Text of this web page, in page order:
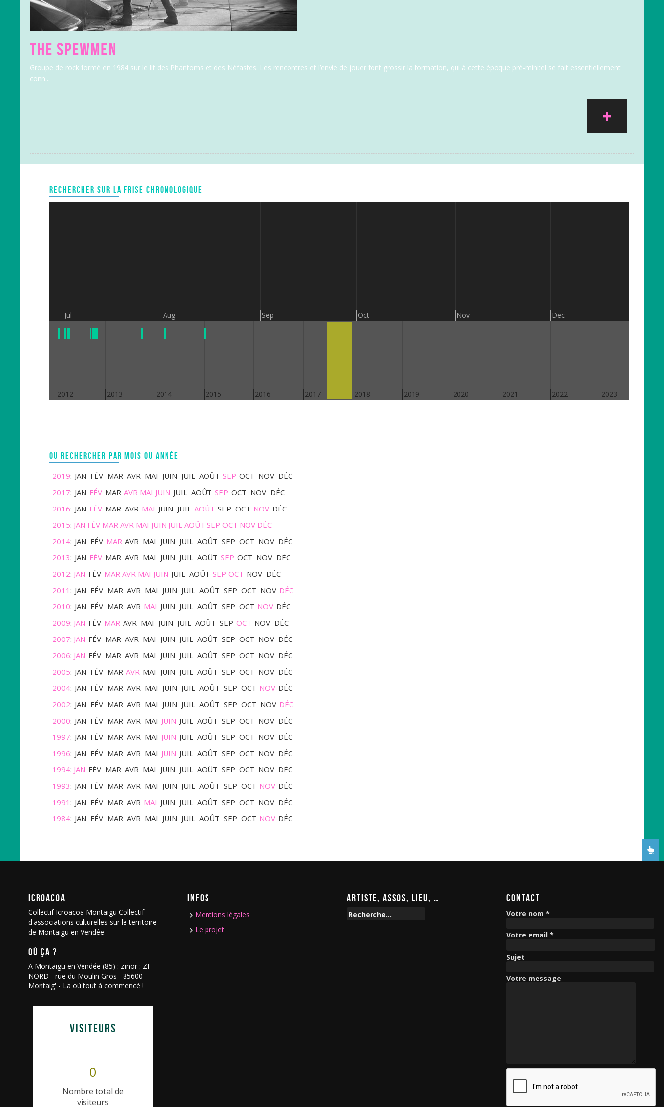
THE SPEWMEN
Groupe de rock formé en 1984 sur le lit des Phantoms et des Néfastes. Les rencontres et l’envie de jouer font grossir la formation, qui à cette époque pré-minitel se fait essentiellement
conn...
+
RECHERCHER SUR LA FRISE CHRONOLOGIQUE
Jul Aug Sep Oct Nov Dec
2012 2013 2014 2015 2016 2017 2018 2019 2020 2021 2022 2023
OU RECHERCHER PAR MOIS OU ANNÉE
2019: JAN FÉV MAR AVR MAI JUIN JUIL AOÛT SEP OCT NOV DÉC
2017: JAN FÉV MAR AVR MAI JUIN JUIL AOÛT SEP OCT NOV DÉC
2016: JAN FÉV MAR AVR MAI JUIN JUIL AOÛT SEP OCT NOV DÉC
2015: JAN FÉV MAR AVR MAI JUIN JUIL AOÛT SEP OCT NOV DÉC
2014: JAN FÉV MAR AVR MAI JUIN JUIL AOÛT SEP OCT NOV DÉC
2013: JAN FÉV MAR AVR MAI JUIN JUIL AOÛT SEP OCT NOV DÉC
2012: JAN FÉV MAR AVR MAI JUIN JUIL AOÛT SEP OCT NOV DÉC
2011 : JAN FÉV MAR AVR MAI JUIN JUIL AOÛT SEP OCT NOV DÉC
2010: JAN FÉV MAR AVR MAI JUIN JUIL AOÛT SEP OCT NOV DÉC
2009: JAN FÉV MAR AVR MAI JUIN JUIL AOÛT SEP OCT NOV DÉC
2007: JAN FÉV MAR AVR MAI JUIN JUIL AOÛT SEP OCT NOV DÉC
2006: JAN FÉV MAR AVR MAI JUIN JUIL AOÛT SEP OCT NOV DÉC
2005: JAN FÉV MAR AVR MAI JUIN JUIL AOÛT SEP OCT NOV DÉC
2004: JAN FÉV MAR AVR MAI JUIN JUIL AOÛT SEP OCT NOV DÉC
2002: JAN FÉV MAR AVR MAI JUIN JUIL AOÛT SEP OCT NOV DÉC
2000: JAN FÉV MAR AVR MAI JUIN JUIL AOÛT SEP OCT NOV DÉC
1997: JAN FÉV MAR AVR MAI JUIN JUIL AOÛT SEP OCT NOV DÉC
1996: JAN FÉV MAR AVR MAI JUIN JUIL AOÛT SEP OCT NOV DÉC
1994: JAN FÉV MAR AVR MAI JUIN JUIL AOÛT SEP OCT NOV DÉC
1993: JAN FÉV MAR AVR MAI JUIN JUIL AOÛT SEP OCT NOV DÉC
1991 : JAN FÉV MAR AVR MAI JUIN JUIL AOÛT SEP OCT NOV DÉC
1984: JAN FÉV MAR AVR MAI JUIN JUIL AOÛT SEP OCT NOV DÉC
ICROACOA
Collectif Icroacoa Montaigu Collectif
d'associations culturelles sur le territoire
de Montaigu en Vendée
OÙ ÇA ?
A Montaigu en Vendée (85) : Zinor : ZI
NORD - rue du Moulin Gros - 85600
Montaig' - La où tout à commencé !
VISITEURS
0
Nombre total de
visiteurs
INFOS
Mentions légales
Le projet
ARTISTE, ASSOS, LIEU, …
R
CONTACT
Votre nom *
Votre email *
Sujet
Votre message